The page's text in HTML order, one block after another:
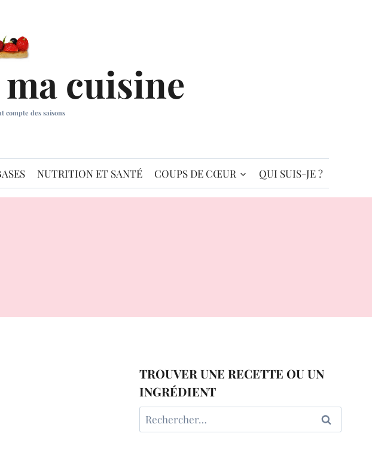
cuisine
compte des saisons
NUTRITION ET SANTÉ COUPS DE CŒUR QUI SUIS-JE ?
TROUVER UNE RECETTE OU UN
INGRÉDIENT
Rechercher :